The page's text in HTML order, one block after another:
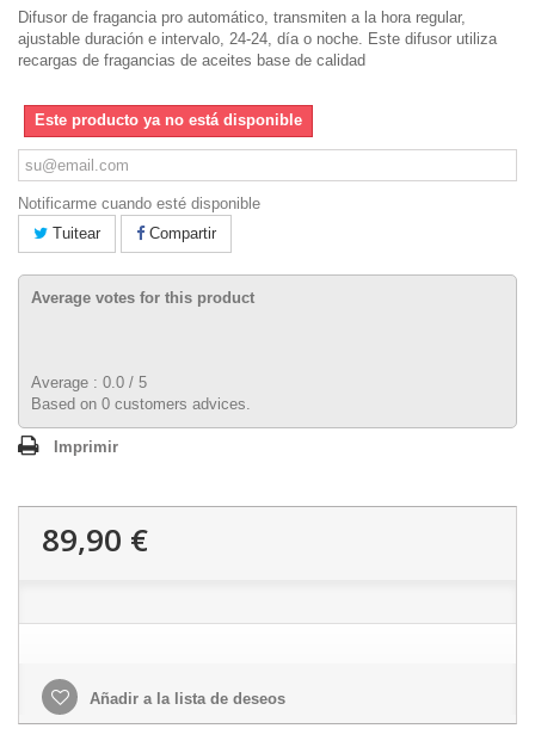
Difusor de fragancia pro automático, transmiten a la hora regular,
ajustable duración e intervalo, 24-24, día o noche. Este difusor utiliza
recargas de fragancias de aceites base de calidad
Este producto ya no está disponible
Notificarme cuando esté disponible
Tuitear
Compartir
Average votes for this product
Average : 0.0 / 5
Based on 0 customers advices.
Imprimir
89,90 €
Añadir a la lista de deseos